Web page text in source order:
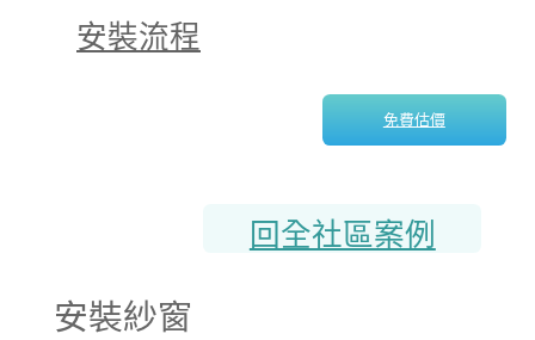
安裝流程
免費估價
回全社區案例
安裝紗窗